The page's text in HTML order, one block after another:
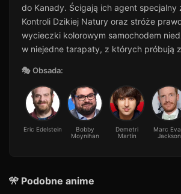
do Kanady. Ścigają ich agent specjalny
Kontroli Dzikiej Natury oraz stróże
wycieczki kolorowym samochodem
w niejedne tarapaty, z których próbują
🎭 Obsada:
Eric Edelstein
Bobby
Moynihan
Demetri
Martin
Marc
Jackson
🎌 Podobne anime